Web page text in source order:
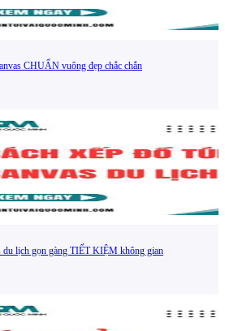
CHUẨN vuông đẹp chắc chắn
du lịch gọn gàng TIẾT KIỆM không gian